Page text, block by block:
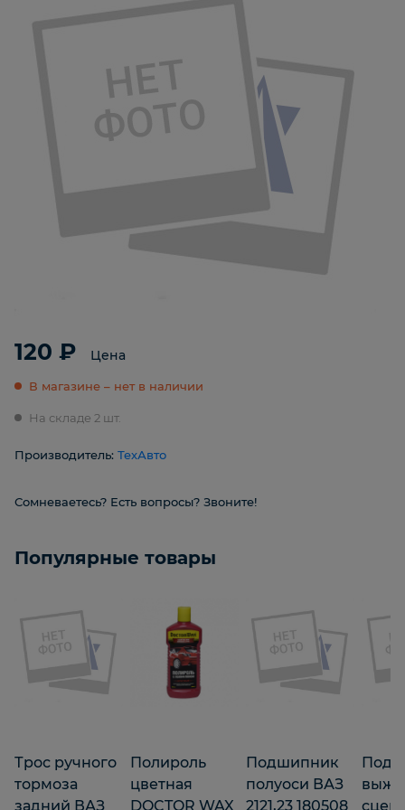
120 ₽ Цена
В магазине – нет в наличии
На складе 2 шт.
Производитель: ТехАвто
Сомневаетесь? Есть вопросы? Звоните!
Популярные товары
Трос ручного
тормоза
задний ВАЗ
Полироль
цветная
DOCTOR WAX
Подшипник
полуоси ВАЗ
2121,23 180508